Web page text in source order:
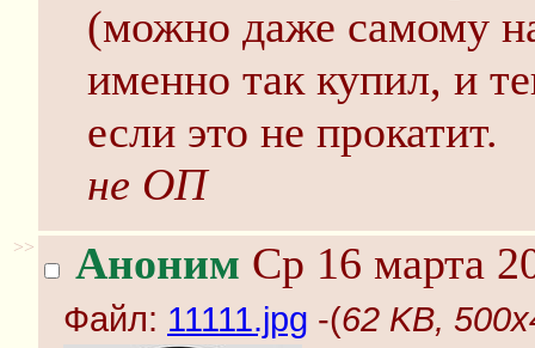
(можно даже самому
именно так купил, и
если это не прокатит.
не ОП
>> Аноним Ср 16 марта
Файл: 11111.jpg -(62 KB,